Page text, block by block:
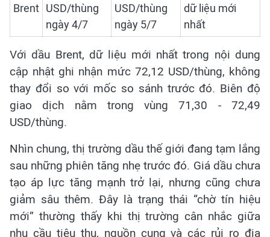
Brent USD/thùng
ngày 4/7
USD/thùng
ngày 5/7
dữ liệu mới
nhất
Với dầu Brent, dữ liệu mới nhất trong nội dung
cập nhật ghi nhận mức 72,12 USD/thùng, không
thay đổi so với mốc so sánh trước đó. Biên độ
giao dịch nằm trong vùng 71,30 - 72,49
USD/thùng.
Nhìn chung, thị trường dầu thế giới đang tạm lắng
sau những phiên tăng nhẹ trước đó. Giá dầu chưa
tạo áp lực tăng mạnh trở lại, nhưng cũng chưa
giảm sâu thêm. Đây là trạng thái “chờ tín hiệu
mới” thường thấy khi thị trường cân nhắc giữa
nhu cầu tiêu thụ, nguồn cung và các rủi ro địa